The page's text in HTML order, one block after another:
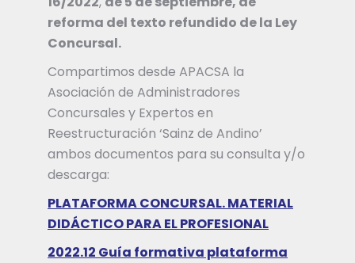
reforma del texto refundido de la Ley
Concursal.
Compartimos desde APACSA la
Asociación de Administradores
Concursales y Expertos en
Reestructuración ‘Sainz de Andino’
ambos documentos para su consulta y/o
descarga:
PLATAFORMA CONCURSAL. MATERIAL
DIDÁCTICO PARA EL PROFESIONAL
2022.12 Guía formativa plataforma